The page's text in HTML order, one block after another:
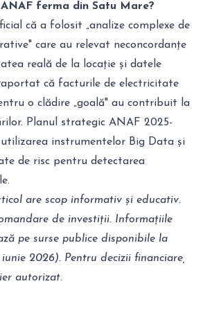
ferma din Satu Mare?
că a folosit „analize complexe de
care au relevat neconcordanțe
reală de la locație și datele
că facturile de electricitate
o clădire „goală" au contribuit la
Planul strategic ANAF 2025-
instrumentelor Big Data și
de risc pentru detectarea
are scop informativ și educativ.
de investiții. Informațiile
pe surse publice disponibile la
2026). Pentru decizii financiare,
autorizat.